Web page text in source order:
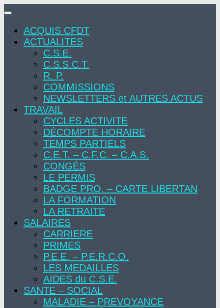
Skip
contentACQUIS CFDT
ACTUALITES
C.S.E.
C.S.S.C.T.
R. P.
COMMISSIONS
NEWSLETTERS et AUTRES ACTUS
TRAVAIL
CYCLES ACTIVITE
DÉCOMPTE HORAIRE
TEMPS PARTIELS
C.E.T. – C.F.C. – C.A.S.
CONGÉS
LE PERMIS
BADGE PRO. – CARTE LIBERTAN
LA FORMATION
LA RETRAITE
SALAIRES
CARRIERE
PRIMES
P.E.E. – P.E.R.C.O.
LES MEDAILLES
AIDES du C.S.E.
SANTE – SOCIAL
MALADIE – PREVOYANCE